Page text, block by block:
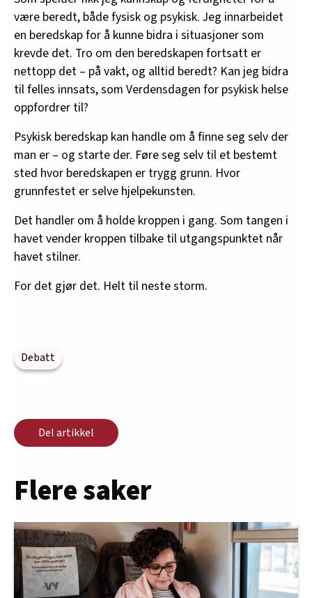
være beredt, både fysisk og psykisk. Jeg innarbeidet
en beredskap for å kunne bidra i situasjoner som
krevde det. Tro om den beredskapen fortsatt er
nettopp det – på vakt, og alltid beredt? Kan jeg bidra
til felles innsats, som Verdensdagen for psykisk helse
oppfordrer til?
Psykisk beredskap kan handle om å finne seg selv der
man er – og starte der. Føre seg selv til et bestemt
sted hvor beredskapen er trygg grunn. Hvor
grunnfestet er selve hjelpekunsten.
Det handler om å holde kroppen i gang. Som tangen i
havet vender kroppen tilbake til utgangspunktet når
havet stilner.
For det gjør det. Helt til neste storm.
Debatt
Del artikkel
Flere saker